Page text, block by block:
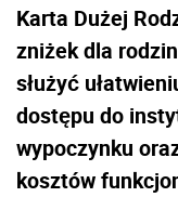
Karta Dużej
zniżek dla
służyć
dostępu do
wypoczynku
kosztów